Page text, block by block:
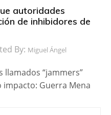
autoridades
de inhibidores de
By: Miguel Ángel
“jammers”
Guerra Mena